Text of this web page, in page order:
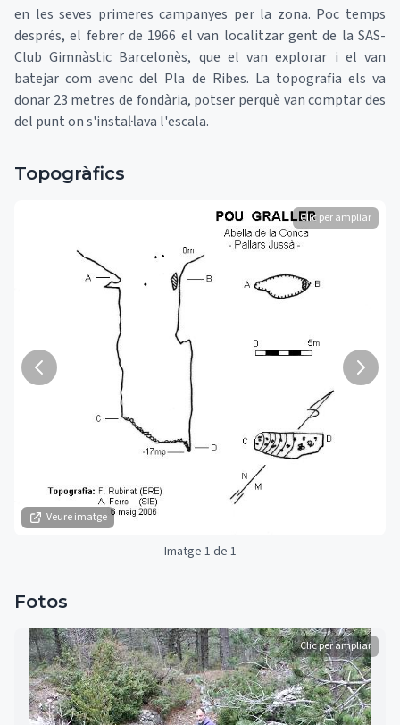
en les seves primeres campanyes per la zona. Poc temps
després, el febrer de 1966 el van localitzar gent de la SAS-
Club Gimnàstic Barcelonès, que el van explorar i el van
batejar com avenc del Pla de Ribes. La topografia els va
donar 23 metres de fondària, potser perquè van comptar des
del punt on s'instal·lava l'escala.
Topogràfics
Veure imatge
Clic per ampliar
Imatge 1 de 1
Fotos
Clic per ampliar